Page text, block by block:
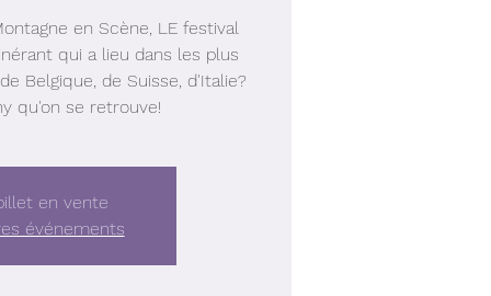
en Scène, LE festival
qui a lieu dans les plus
Belgique, de Suisse, d'Italie?
qu'on se retrouve!
en vente
événements